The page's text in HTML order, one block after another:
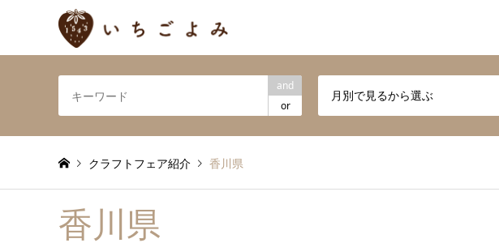
and
or
月別で見るから選ぶ
クラフトフェア紹介 香川県
香川県